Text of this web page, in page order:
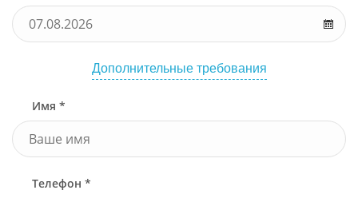
Дополнительные требования
Имя *
Телефон *